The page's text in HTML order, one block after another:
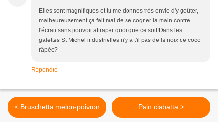
Elles sont magnifiques et tu me donnes très envie d'y goûter,
malheureusement ça fait mal de se cogner la main contre
l'écran sans pouvoir attraper quoi que ce soit!Dans les
galettes St Michel industrielles n'y a t'il pas de la noix de coco
râpée?
Répondre
< Bruschetta melon-poivron Pain ciabatta >